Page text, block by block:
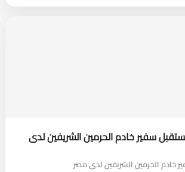
سفير خادم الحرمين الشريفين لدى
خادم الحرمين الشريفين لدى مصر